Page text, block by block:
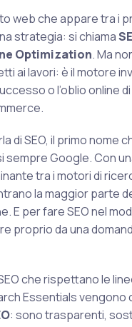
web che appare tra i
strategia: si chiama
Optimization. Ma
ai lavori: è il motore
o l’oblio online di
di SEO, il primo nome
sempre Google. Con
tra i motori di
la maggior parte
E per fare SEO nel
proprio da una
che rispettano le
Essentials vengono
: sono trasparenti,